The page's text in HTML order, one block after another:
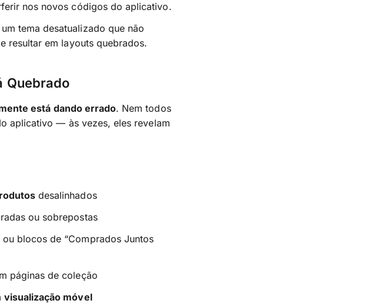
nos novos códigos do aplicativo.
tema desatualizado que não
resultar em layouts quebrados.
Quebrado
está dando errado. Nem todos
aplicativo — às vezes, eles revelam
desalinhados
ou sobrepostas
ou blocos de “Comprados Juntos
páginas de coleção
visualização móvel